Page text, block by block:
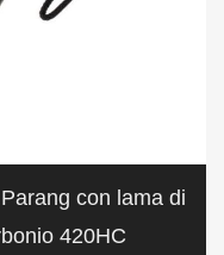
con lama di
420HC